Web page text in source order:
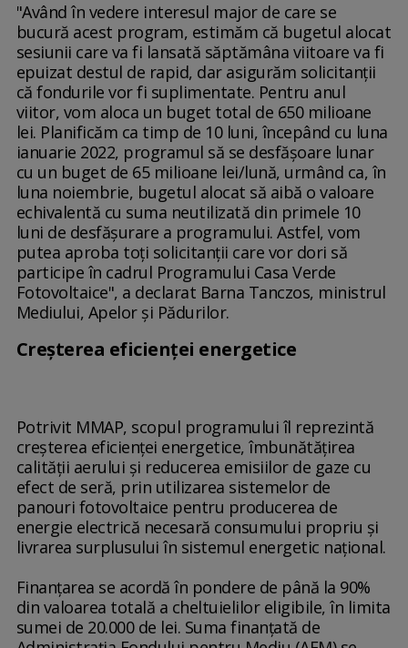
"Având în vedere interesul major de care se
bucură acest program, estimăm că bugetul alocat
sesiunii care va fi lansată săptămâna viitoare va fi
epuizat destul de rapid, dar asigurăm solicitanţii
că fondurile vor fi suplimentate. Pentru anul
viitor, vom aloca un buget total de 650 milioane
lei. Planificăm ca timp de 10 luni, începând cu luna
ianuarie 2022, programul să se desfăşoare lunar
cu un buget de 65 milioane lei/lună, urmând ca, în
luna noiembrie, bugetul alocat să aibă o valoare
echivalentă cu suma neutilizată din primele 10
luni de desfăşurare a programului. Astfel, vom
putea aproba toţi solicitanţii care vor dori să
participe în cadrul Programului Casa Verde
Fotovoltaice", a declarat Barna Tanczos, ministrul
Mediului, Apelor şi Pădurilor.
Creşterea eficienţei energetice
Potrivit MMAP, scopul programului îl reprezintă
creşterea eficienţei energetice, îmbunătăţirea
calităţii aerului şi reducerea emisiilor de gaze cu
efect de seră, prin utilizarea sistemelor de
panouri fotovoltaice pentru producerea de
energie electrică necesară consumului propriu şi
livrarea surplusului în sistemul energetic naţional.
Finanţarea se acordă în pondere de până la 90%
din valoarea totală a cheltuielilor eligibile, în limita
sumei de 20.000 de lei. Suma finanţată de